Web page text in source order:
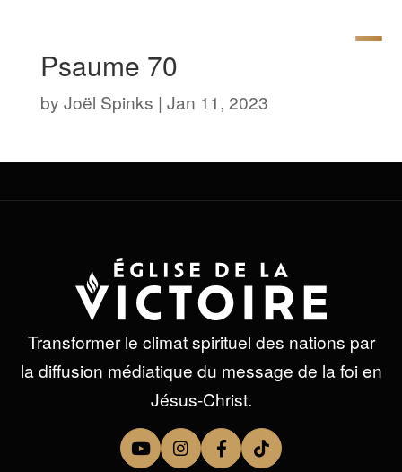
Psaume 70
by Joël Spinks | Jan 11, 2023
Transformer le climat spirituel des nations par
la diffusion médiatique du message de la foi en
Jésus-Christ.